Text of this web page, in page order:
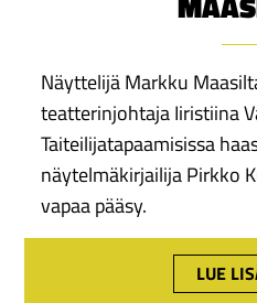
Näyttelijä Markku
teatterinjohtaja Iiristiina
Taiteilijatapaamisissa
näytelmäkirjailija Pirkko
vapaa pääsy.
LUE